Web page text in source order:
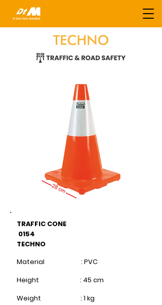
TRAFFIC CONE
0154
TECHNO
Material : PVC
Height : 45 cm​
Weight : 1 kg